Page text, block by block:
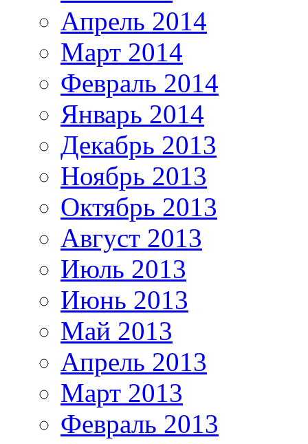
Апрель 2014
Март 2014
Февраль 2014
Январь 2014
Декабрь 2013
Ноябрь 2013
Октябрь 2013
Август 2013
Июль 2013
Июнь 2013
Май 2013
Апрель 2013
Март 2013
Февраль 2013